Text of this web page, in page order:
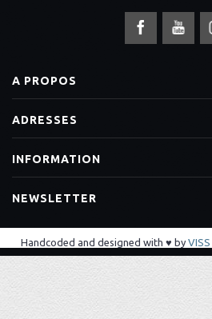
A PROPOS
ADRESSES
INFORMATION
NEWSLETTER
Handcoded and designed with ♥ by VISS